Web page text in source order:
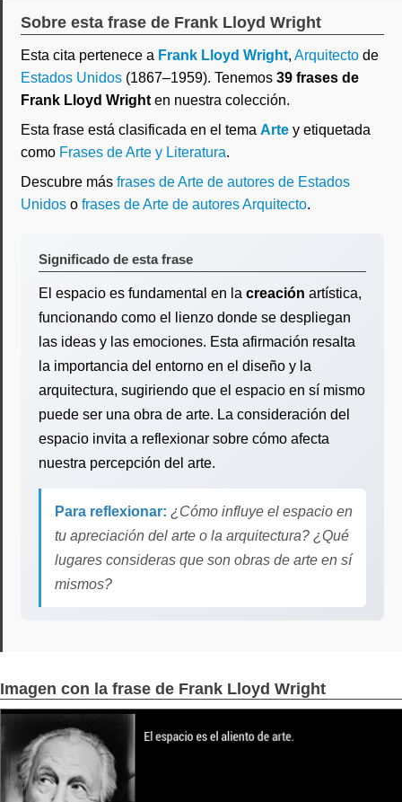
Sobre esta frase de Frank Lloyd Wright
Esta cita pertenece a Frank Lloyd Wright, Arquitecto de
Estados Unidos (1867–1959). Tenemos 39 frases de
Frank Lloyd Wright en nuestra colección.
Esta frase está clasificada en el tema Arte y etiquetada
como Frases de Arte y Literatura.
Descubre más frases de Arte de autores de Estados
Unidos o frases de Arte de autores Arquitecto.
Significado de esta frase
El espacio es fundamental en la creación artística,
funcionando como el lienzo donde se despliegan
las ideas y las emociones. Esta afirmación resalta
la importancia del entorno en el diseño y la
arquitectura, sugiriendo que el espacio en sí mismo
puede ser una obra de arte. La consideración del
espacio invita a reflexionar sobre cómo afecta
nuestra percepción del arte.
Para reflexionar: ¿Cómo influye el espacio en
tu apreciación del arte o la arquitectura? ¿Qué
lugares consideras que son obras de arte en sí
mismos?
Imagen con la frase de Frank Lloyd Wright